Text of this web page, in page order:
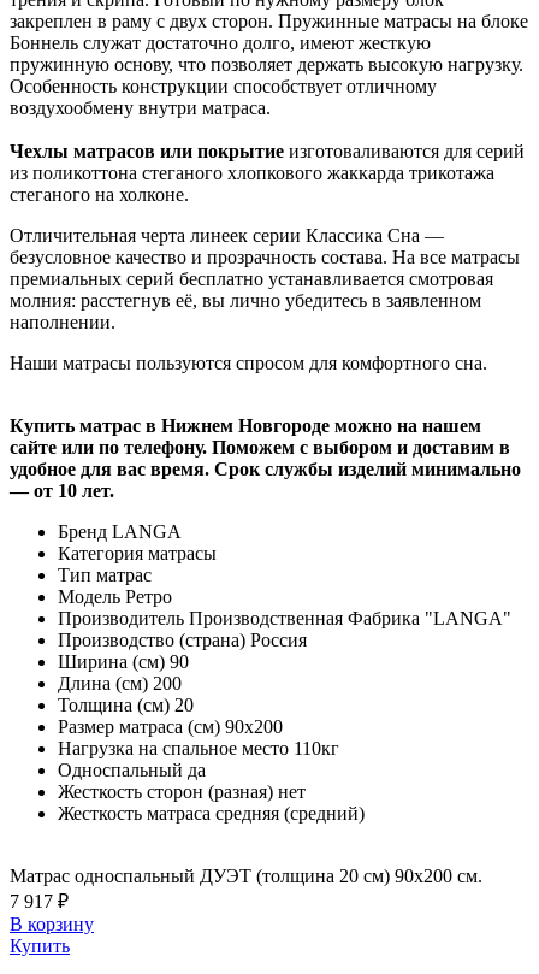
закреплен в раму с двух сторон. Пружинные матрасы на блоке
Боннель служат достаточно долго, имеют жесткую
пружинную основу, что позволяет держать высокую нагрузку.
Особенность конструкции способствует отличному
воздухообмену внутри матраса.
Чехлы матрасов или покрытие изготоваливаются для серий
из поликоттона стеганого хлопкового жаккарда трикотажа
стеганого на холконе.
Отличительная черта линеек серии Классика Сна —
безусловное качество и прозрачность состава. На все матрасы
премиальных серий бесплатно устанавливается смотровая
молния: расстегнув её, вы лично убедитесь в заявленном
наполнении.
Наши матрасы пользуются спросом для комфортного сна.
Купить матрас в Нижнем Новгороде можно на нашем
сайте или по телефону. Поможем с выбором и доставим в
удобное для вас время. Срок службы изделий минимально
— от 10 лет.
Бренд LANGA
Категория матрасы
Тип матрас
Модель Ретро
Производитель Производственная Фабрика "LANGA"
Производство (страна) Россия
Ширина (см) 90
Длина (см) 200
Толщина (см) 20
Размер матраса (см) 90х200
Нагрузка на спальное место 110кг
Односпальный да
Жесткость сторон (разная) нет
Жесткость матраса средняя (средний)
Матрас односпальный ДУЭТ (толщина 20 см) 90х200 см.
7 917 ₽
В корзину
Купить